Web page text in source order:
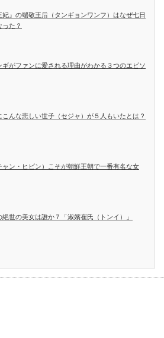
妃』の端敬王后（タンギョンワンフ）はなぜ七日
た？
ギがファンに愛される理由がわかる３つのエピソ
こんな悲しい世子（セジャ）が５人もいたとは？
ャン・ヒビン）こそが朝鮮王朝で一番有名な女
絶世の美女は誰か７「淑嬪崔氏（トンイ）」